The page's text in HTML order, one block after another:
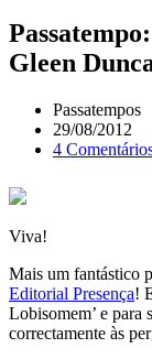
Gleen
Passatempos
29/08/2012
4
Viva!
Mais um fantástico
Editorial Presença!
Lobisomem’ e para
correctamente às